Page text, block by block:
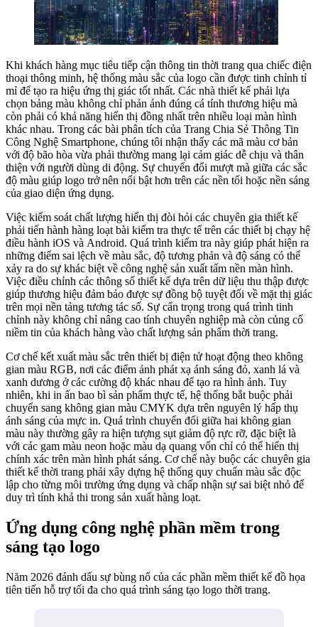
Khi khách hàng mục tiêu tiếp cận thông tin thời trang qua chiếc điện
thoại thông minh, hệ thống màu sắc của logo cần được tinh chỉnh tỉ
mỉ để tạo ra hiệu ứng thị giác tốt nhất. Các nhà thiết kế phải lựa
chọn bảng màu không chỉ phản ánh đúng cá tính thương hiệu mà
còn phải có khả năng hiển thị đồng nhất trên nhiều loại màn hình
khác nhau. Trong các bài phân tích của Trang Chia Sẻ Thông Tin
Công Nghệ Smartphone, chúng tôi nhận thấy các mã màu cơ bản
với độ bão hòa vừa phải thường mang lại cảm giác dễ chịu và thân
thiện với người dùng di động. Sự chuyển đổi mượt mà giữa các sắc
độ màu giúp logo trở nên nổi bật hơn trên các nền tối hoặc nền sáng
của giao diện ứng dụng.
Việc kiểm soát chất lượng hiển thị đòi hỏi các chuyên gia thiết kế
phải tiến hành hàng loạt bài kiểm tra thực tế trên các thiết bị chạy hệ
điều hành iOS và Android. Quá trình kiểm tra này giúp phát hiện ra
những điểm sai lệch về màu sắc, độ tương phản và độ sáng có thể
xảy ra do sự khác biệt về công nghệ sản xuất tấm nền màn hình.
Việc điều chỉnh các thông số thiết kế dựa trên dữ liệu thu thập được
giúp thương hiệu đảm bảo được sự đồng bộ tuyệt đối về mặt thị giác
trên mọi nền tảng tương tác số. Sự cẩn trọng trong quá trình tinh
chỉnh này không chỉ nâng cao tính chuyên nghiệp mà còn củng cố
niềm tin của khách hàng vào chất lượng sản phẩm thời trang.
Cơ chế kết xuất màu sắc trên thiết bị điện tử hoạt động theo không
gian màu RGB, nơi các điểm ảnh phát xạ ánh sáng đỏ, xanh lá và
xanh dương ở các cường độ khác nhau để tạo ra hình ảnh. Tuy
nhiên, khi in ấn bao bì sản phẩm thực tế, hệ thống bắt buộc phải
chuyển sang không gian màu CMYK dựa trên nguyên lý hấp thụ
ánh sáng của mực in. Quá trình chuyển đổi giữa hai không gian
màu này thường gây ra hiện tượng sụt giảm độ rực rỡ, đặc biệt là
với các gam màu neon hoặc màu dạ quang vốn chỉ có thể hiển thị
chính xác trên màn hình phát sáng. Cơ chế này buộc các chuyên gia
thiết kế thời trang phải xây dựng hệ thống quy chuẩn màu sắc độc
lập cho từng môi trường ứng dụng và chấp nhận sự sai biệt nhỏ để
duy trì tính khả thi trong sản xuất hàng loạt.
Ứng dụng công nghệ phần mềm trong
sáng tạo logo
Năm 2026 đánh dấu sự bùng nổ của các phần mềm thiết kế đồ họa
tiên tiến hỗ trợ tối đa cho quá trình sáng tạo logo thời trang.